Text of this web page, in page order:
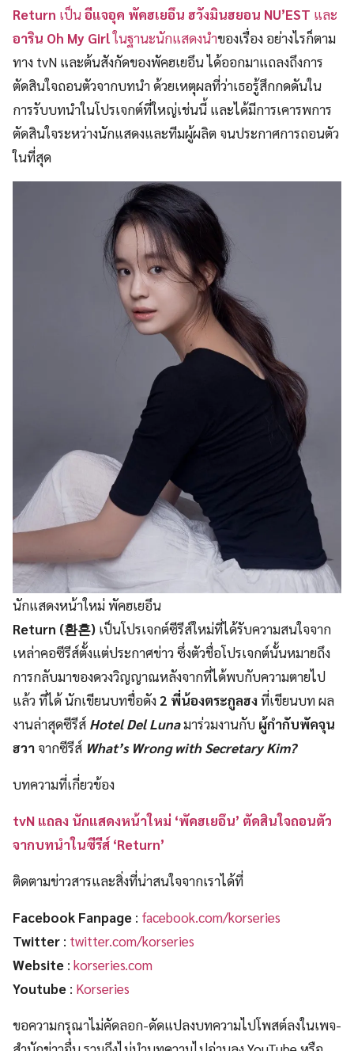
Return เป็น อีแจอุค พัคฮเยอึน ฮวังมินฮยอน NU’EST และ
อาริน Oh My Girlในฐานะนักแสดงนำของเรื่อง อย่างไรก็ตาม
ทาง tvN และต้นสังกัดของพัคฮเยอึน ได้ออกมาแถลงถึงการ
ตัดสินใจถอนตัวจากบทนำ ด้วยเหตุผลที่ว่าเธอรู้สึกกดดันใน
การรับบทนำในโปรเจกต์ที่ใหญ่เช่นนี้ และได้มีการเคารพการ
ตัดสินใจระหว่างนักแสดงและทีมผู้ผลิต จนประกาศการถอนตัว
ในที่สุด
นักแสดงหน้าใหม่ พัคฮเยอึน
Return (환혼) เป็นโปรเจกต์ซีรีส์ใหม่ที่ได้รับความสนใจจาก
เหล่าคอซีรีส์ตั้งแต่ประกาศข่าว ซึ่งตัวชื่อโปรเจกต์นั้นหมายถึง
การกลับมาของดวงวิญญาณหลังจากที่ได้พบกับความตายไป
แล้ว ที่ได้ นักเขียนบทชื่อดัง 2 พี่น้องตระกูลฮงที่เขียนบท ผล
งานล่าสุดซีรีส์ Hotel Del Lunaมาร่วมงานกับ ผู้กำกับพัคจุน
ฮวา จากซีรีส์ What’s Wrong with Secretary Kim?
บทความที่เกี่ยวข้อง
tvN แถลง นักแสดงหน้าใหม่ ‘พัคฮเยอึน’ ตัดสินใจถอนตัว
จากบทนำในซีรีส์ ‘Return’
ติดตามข่าวสารและสิ่งที่น่าสนใจจากเราได้ที่
Facebook Fanpage : facebook.com/korseries
Twitter : twitter.com/korseries
Website : korseries.com
Youtube : Korseries
ขอความกรุณาไม่คัดลอก-ดัดแปลงบทความไปโพสต์ลงในเพจ-